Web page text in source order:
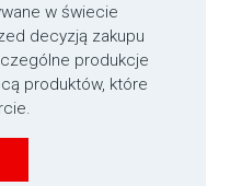
w świecie
decyzją zakupu
produkcje
produktów, które